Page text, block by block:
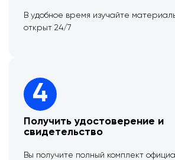
В удобное время изучайте
открыт 24/7
4
Получить удостоверение и
свидетельство
Вы получите полный комплект